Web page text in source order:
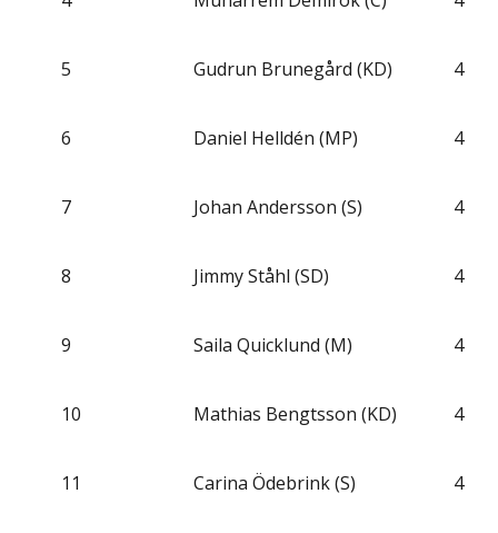
5 Gudrun Brunegård (KD) 4
6 Daniel Helldén (MP) 4
7 Johan Andersson (S) 4
8 Jimmy Ståhl (SD) 4
9 Saila Quicklund (M) 4
10 Mathias Bengtsson (KD) 4
11 Carina Ödebrink (S) 4